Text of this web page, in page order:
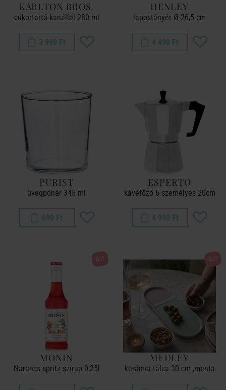
KARLTON BROS.
cukortartó kanállal 280 ml
3 990 Ft
HENLEY
lapostányér Ø 26,5 cm
4 490 Ft
PURIST
üvegpohár 345 ml
690 Ft
ESPERTO
kávéfőző 6 személyes 20cm
4 990 Ft
ÚJ!
MONIN
Narancs spritz szirup 0,25l
ÚJ!
MEDLEY
kerámia tálca 30 cm ,menta